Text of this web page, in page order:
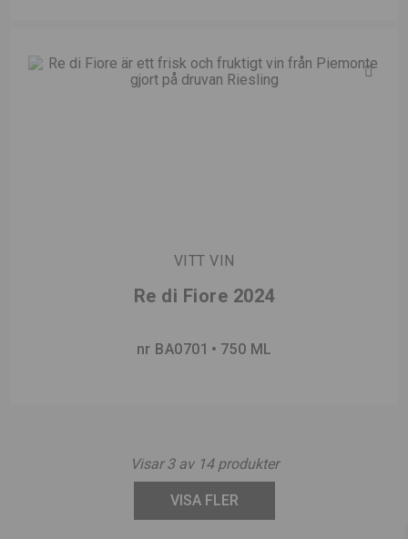
VITT VIN
Re di Fiore 2024
nr BA0701 750 ML
Visar3av 14produkter
VISA FLER